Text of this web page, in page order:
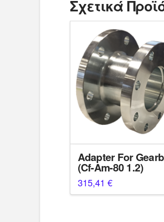
Σχετικά
Adapter For
(Cf-Am-80 1.2)
315,41 €